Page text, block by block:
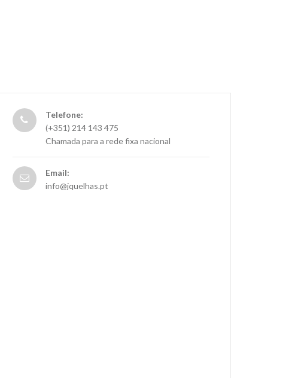
Telefone:
(+351) 214 143 475
Chamada para a rede fixa nacional
Email:
info@jquelhas.pt